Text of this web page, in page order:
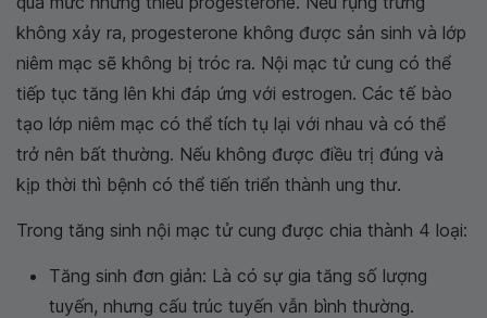
không xảy ra, progesterone không được sản sinh và lớp
niêm mạc sẽ không bị tróc ra. Nội mạc tử cung có thể
tiếp tục tăng lên khi đáp ứng với estrogen. Các tế bào
tạo lớp niêm mạc có thể tích tụ lại với nhau và có thể
trở nên bất thường. Nếu không được điều trị đúng và
kịp thời thì bệnh có thể tiến triển thành ung thư.
Trong tăng sinh nội mạc tử cung được chia thành 4 loại:
Tăng sinh đơn giản: Là có sự gia tăng số lượng
tuyến, nhưng cấu trúc tuyến vẫn bình thường.